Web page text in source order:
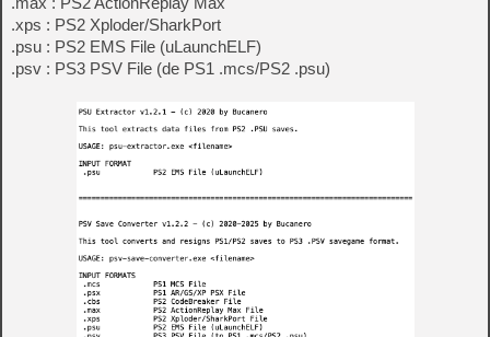
.xps : PS2 Xploder/SharkPort
.psu : PS2 EMS File (uLaunchELF)
.psv : PS3 PSV File (de PS1 .mcs/PS2 .psu)